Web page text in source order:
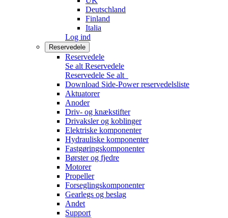
Deutschland
Finland
Italia
Log ind
Reservedele
Reservedele
Se alt Reservedele
Reservedele Se alt
Download Side-Power reservedelsliste
Aktuatorer
Anoder
Driv- og knækstifter
Drivaksler og koblinger
Elektriske komponenter
Hydrauliske komponenter
Fastgøringskomponenter
Børster og fjedre
Motorer
Propeller
Forseglingskomponenter
Gearlegs og beslag
Andet
Support